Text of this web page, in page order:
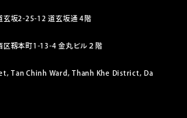
玄坂2-25-12 道玄坂通 4階
靱本町1-13-4 金丸ビル２階
Tan Chinh Ward, Thanh Khe District, Da